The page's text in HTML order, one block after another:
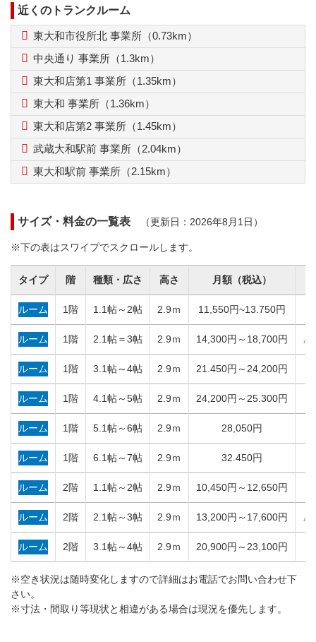
近くのトランクルーム
東大和市役所北 事業所（0.73km）
中央通り 事業所（1.3km）
東大和店第1 事業所（1.35km）
東大和 事業所（1.36km）
東大和店第2 事業所（1.45km）
武蔵大和駅前 事業所（2.04km）
東大和駅前 事業所（2.15km）
サイズ・料金の一覧表 （更新日：2026年8月1日）
※下の表はスワイプでスクロールします。
タイプ 階 種類・広さ 高さ 月額 （税込）
ルーム 1階 1.1帖～2帖 2.9ｍ 11,550円~13.750円
ルーム 1階 2.1帖＝3帖 2.9ｍ 14,300円～18,700円 △
ルーム 1階 3.1帖～4帖 2.9ｍ 21.450円～24,200円
ルーム 1階 4.1帖～5帖 2.9ｍ 24,200円～25.300円
ルーム 1階 5.1帖～6帖 2.9ｍ 28,050円
ルーム 1階 6.1帖～7帖 2.9ｍ 32.450円
ルーム 2階 1.1帖～2帖 2.9ｍ 10,450円～12,650円
ルーム 2階 2.1帖～3帖 2.9ｍ 13,200円～17,600円 △
ルーム 2階 3.1帖～4帖 2.9ｍ 20,900円～23,100円
※空き状況は随時変化しますので詳細はお電話でお問い合わせ下
さい。
※寸法・間取り等現状と相違がある場合は現況を優先します。